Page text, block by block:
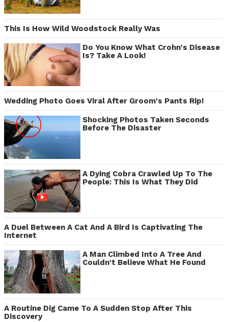
This Is How Wild Woodstock Really Was
Do You Know What Crohn's Disease
Is? Take A Look!
Wedding Photo Goes Viral After Groom's Pants Rip!
Shocking Photos Taken Seconds
Before The Disaster
A Dying Cobra Crawled Up To The
People: This Is What They Did
A Duel Between A Cat And A Bird Is Captivating The
Internet
A Man Climbed Into A Tree And
Couldn't Believe What He Found
A Routine Dig Came To A Sudden Stop After This
Discovery